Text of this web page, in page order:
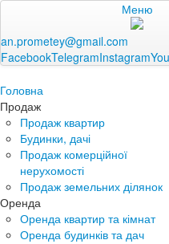
Меню
an.prometey@gmail.com
FacebookTelegramInstagram
Головна
Продаж
Продаж квартир
Будинки, дачі
Продаж комерційної
нерухомості
Продаж земельних ділянок
Оренда
Оренда квартир та кімнат
Оренда будинків та дач